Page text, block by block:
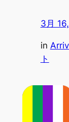
3月
in
ト